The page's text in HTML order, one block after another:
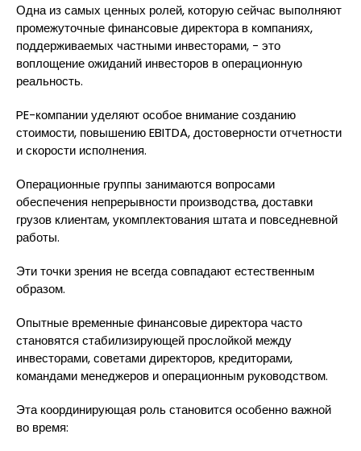
Одна из самых ценных ролей, которую сейчас выполняют
промежуточные финансовые директора в компаниях,
поддерживаемых частными инвесторами, - это
воплощение ожиданий инвесторов в операционную
реальность.
PE-компании уделяют особое внимание созданию
стоимости, повышению EBITDA, достоверности отчетности
и скорости исполнения.
Операционные группы занимаются вопросами
обеспечения непрерывности производства, доставки
грузов клиентам, укомплектования штата и повседневной
работы.
Эти точки зрения не всегда совпадают естественным
образом.
Опытные временные финансовые директора часто
становятся стабилизирующей прослойкой между
инвесторами, советами директоров, кредиторами,
командами менеджеров и операционным руководством.
Эта координирующая роль становится особенно важной
во время: